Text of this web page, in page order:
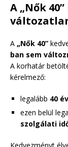
A „Nők
A „Nők 40”
ban sem
A korhatár
kérelmező:
legalább 40
ezen belül
szolgálati